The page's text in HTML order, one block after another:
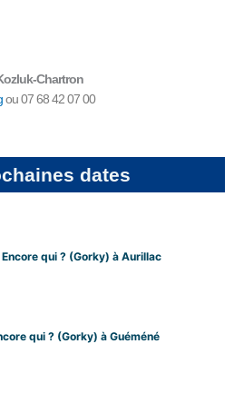
Chartron
ou 07 68 42 07 00
dates
qui ? (Gorky) à Aurillac
qui ? (Gorky) à Guéméné